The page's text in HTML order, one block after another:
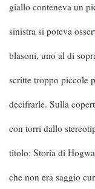
giallo conteneva un
sinistra si poteva
blasoni, uno al di
scritte troppo piccole
decifrarle. Sulla
con torri dallo
titolo: Storia di
che non era saggio